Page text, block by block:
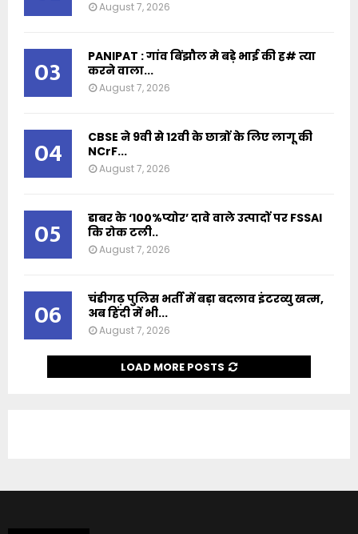
August 7, 2026
03
PANIPAT : गांव बिंझौल मे बड़े भाई की ह# त्या
करने वाला...
August 7, 2026
04
CBSE ने 9वी से 12वी के छात्रों के लिए लागू की
NCrF...
August 7, 2026
05
डाबर के ‘100%प्योर’ दावे वाले उत्पादों पर FSSAI
कि रोक टली..
August 7, 2026
06
चंडीगढ़ पुलिस भर्ती में बड़ा बदलाव इंटरव्यु खत्म,
अब हिंदी में भी...
August 7, 2026
LOAD MORE POSTS